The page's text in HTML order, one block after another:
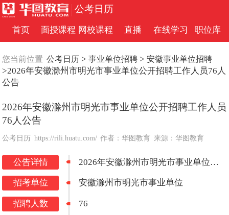
公考日历
首页 面授课程 网校课程 直播 在线学习 职位库
您当前位置 公考日历> 事业单位招聘> 安徽事业单位招聘
>2026年安徽滁州市明光市事业单位公开招聘工作人员76人
公告
2026年安徽滁州市明光市事业单位公开招聘工作人员
76人公告
公考日历 https://rili.huatu.com/ 作者：华图教育 来源：华图教育
公告详情
招考单位
招聘人数
2026年安徽滁州市明光市事业单位公开招聘工作人员76人公告
安徽滁州市明光市事业单位
76